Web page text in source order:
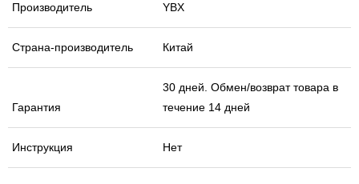
Производитель YBX
Страна-производитель Китай
Гарантия
30 дней. Обмен/возврат товара в
течение 14 дней
Инструкция Нет